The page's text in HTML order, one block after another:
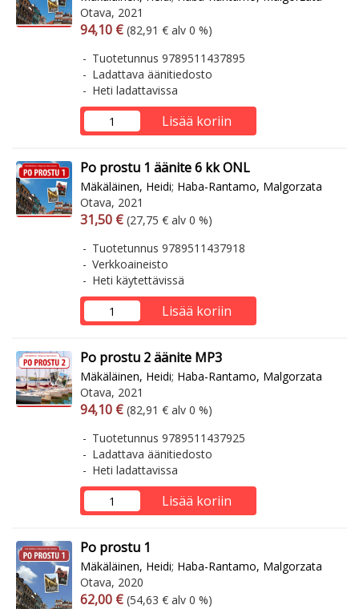
Otava, 2021
Arvonlisäverollinen hinta
94,10 € Arvonlisäveroton hinta
(82,91 € alv 0 %)
Tuotetunnus 9789511437895
Ladattava äänitiedosto
Heti ladattavissa
Lisää koriin
Po prostu 1 äänite 6 kk ONL
Mäkäläinen, Heidi; Haba-Rantamo, Malgorzata
Otava, 2021
Arvonlisäverollinen hinta
31,50 € Arvonlisäveroton hinta
(27,75 € alv 0 %)
Tuotetunnus 9789511437918
Verkkoaineisto
Heti käytettävissä
Lisää koriin
Po prostu 2 äänite MP3
Mäkäläinen, Heidi; Haba-Rantamo, Malgorzata
Otava, 2021
Arvonlisäverollinen hinta
94,10 € Arvonlisäveroton hinta
(82,91 € alv 0 %)
Tuotetunnus 9789511437925
Ladattava äänitiedosto
Heti ladattavissa
Lisää koriin
Po prostu 1
Mäkäläinen, Heidi; Haba-Rantamo, Malgorzata
Otava, 2020
Arvonlisäverollinen hinta
62,00 € Arvonlisäveroton hinta
(54,63 € alv 0 %)